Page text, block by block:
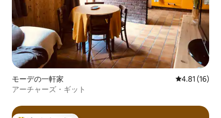
モーデの一軒家 レビュー16
4.81 (16)
アーチャーズ・ギット